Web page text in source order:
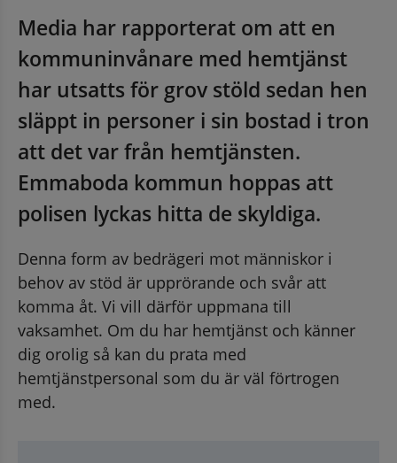
Media har rapporterat om att en
kommuninvånare med hemtjänst
har utsatts för grov stöld sedan hen
släppt in personer i sin bostad i tron
att det var från hemtjänsten.
Emmaboda kommun hoppas att
polisen lyckas hitta de skyldiga.
Denna form av bedrägeri mot människor i
behov av stöd är upprörande och svår att
komma åt. Vi vill därför uppmana till
vaksamhet. Om du har hemtjänst och känner
dig orolig så kan du prata med
hemtjänstpersonal som du är väl förtrogen
med.